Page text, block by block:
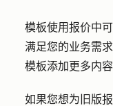
模板使用报价中
满足您的业务需
模板添加更多内
如果您想为旧版